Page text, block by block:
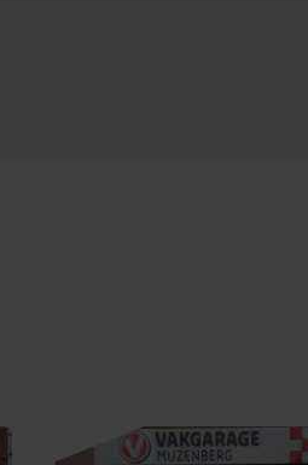
Bumpers in carrosseriekleur